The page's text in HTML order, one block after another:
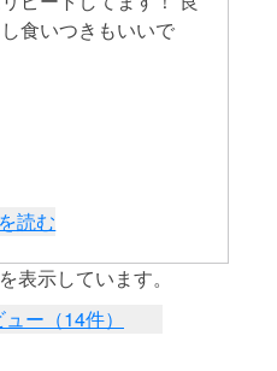
食いつきもいいで
読む
表示しています。
ー（14件）